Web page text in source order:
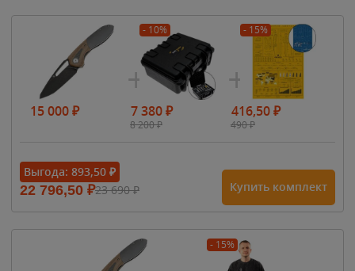
15 000₽
- 10%
7 380₽
8 200₽
- 15%
416,50₽
490₽
Выгода: 893,50 ₽
22 796,50 ₽23 690₽ Купить комплект
- 15%